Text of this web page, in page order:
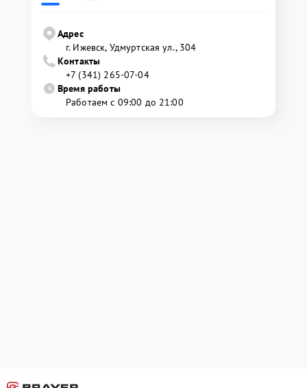
Адрес
г. Ижевск, Удмуртская ул., 304
Контакты
+7 (341) 265-07-04
Время работы
Работаем с 09:00 до 21:00